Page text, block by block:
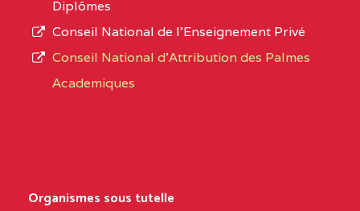
BAMENDA
BAPTIST COMPREHENSIVE COLLEGE
BILINGUAL TECHNICAL COLLEGE CHRIST
L’offre
d’éducation
de
Diplômes
Conseil National de l’Enseignement Privé
Conseil National d'Attribution des Palmes
Academiques
Organismes sous tutelle